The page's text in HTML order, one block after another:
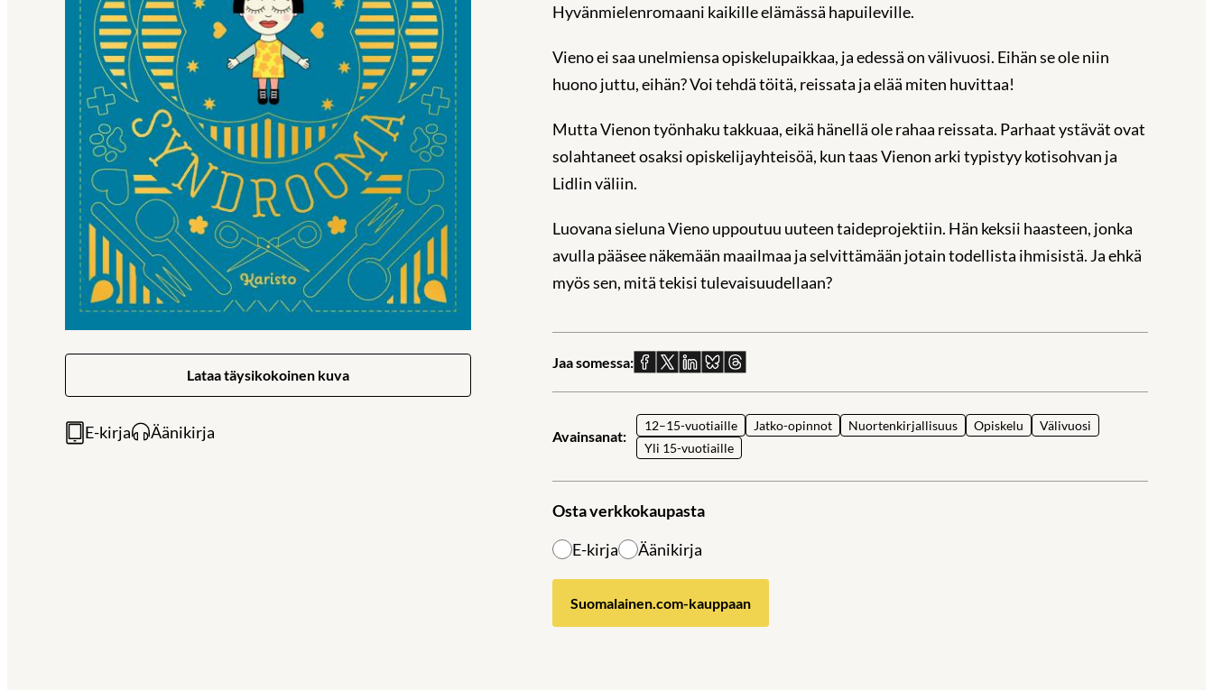
Lataa täysikokoinen kuva
E-kirja Äänikirja
Hyvänmielenromaani kaikille elämässä hapuileville.
Vieno ei saa unelmiensa opiskelupaikkaa, ja edessä on välivuosi. Eihän se ole niin
huono juttu, eihän? Voi tehdä töitä, reissata ja elää miten huvittaa!
Mutta Vienon työnhaku takkuaa, eikä hänellä ole rahaa reissata. Parhaat ystävät ovat
solahtaneet osaksi opiskelijayhteisöä, kun taas Vienon arki typistyy kotisohvan ja
Lidlin väliin.
Luovana sieluna Vieno uppoutuu uuteen taideprojektiin. Hän keksii haasteen, jonka
avulla pääsee näkemään maailmaa ja selvittämään jotain todellista ihmisistä. Ja ehkä
myös sen, mitä tekisi tulevaisuudellaan?
Jaa somessa:Jaa
Facebookissa
Jaa
X:ssä
Jaa
Linkedinissä
Jaa
Blueskyssä
Jaa
sähköpostilla
Avainsanat:
12–15-vuotiaille Jatko-opinnot Nuortenkirjallisuus Opiskelu
Välivuosi
Yli 15-vuotiaille
Osta verkkokaupasta
E-kirja
Äänikirja
Suomalainen.com-kauppaan